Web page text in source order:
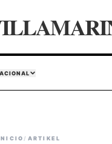
/ ARTIKEL